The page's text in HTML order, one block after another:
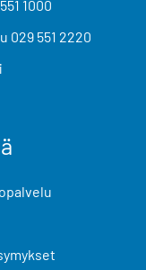
1000
029 551 2220